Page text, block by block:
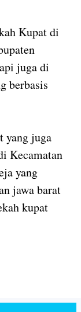
Kupat di
juga di
berbasis
yang juga
Kecamatan
yang
jawa barat
kupat